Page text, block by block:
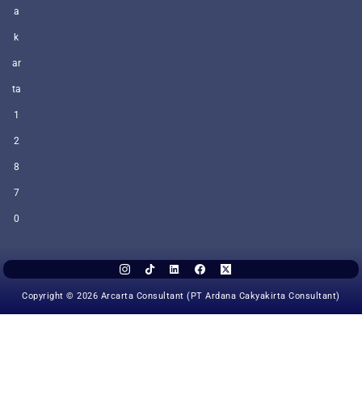
a
k
ar
ta
1
2
8
7
0
Copyright © 2026 Arcarta Consultant (PT Ardana Cakyakirta Consultant)